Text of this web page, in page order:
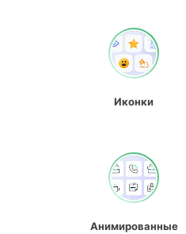
Иконки
Анимированные